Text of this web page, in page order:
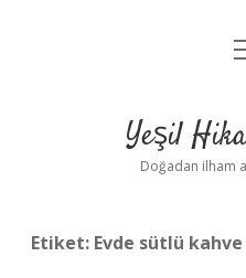
Yeşil
Doğadan ilham
Etiket: Evde sütlü kahve